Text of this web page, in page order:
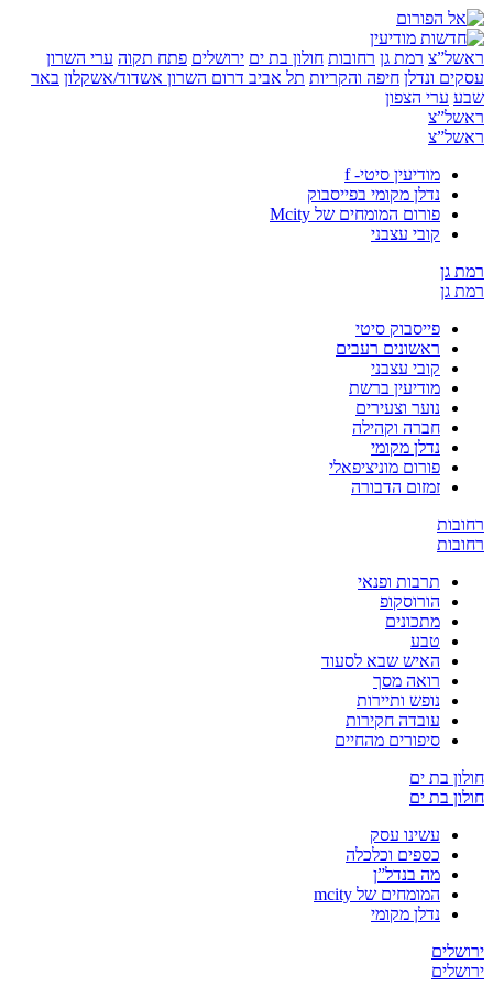
רמת גן רחובות חולון בת ים ירושלים פתח תקוה ערי השרון
ונדלן חיפה והקריות תל אביבדרום השרון אשדוד/אשקלון באר
ערי הצפון
מודיעין סיטי- f
נדלן מקומי בפייסבוק
פורום המומחים של Mcity
קובי עצבני
פייסבוק סיטי
ראשונים רעבים
קובי עצבני
מודיעין ברשת
נוער וצעירים
חברה וקהילה
נדלן מקומי
פורום מוניציפאלי
זמזום הדבורה
תרבות ופנאי
הורוסקופ
מתכונים
טבע
האיש שבא לסעוד
רואה מסך
נופש ותיירות
עובדה חקירות
סיפורים מהחיים
בת ים
בת ים
עשינו עסק
כספים וכלכלה
מה בנדל”ן
המומחים של mcity
נדלן מקומי